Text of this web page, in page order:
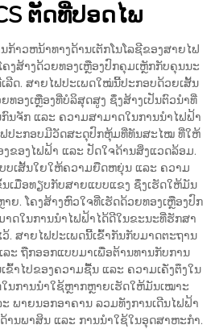
ຕັດທີ່ປອດໄພ
ກ້າວຫນ້າທາງດ້ານເຕັກໂນໂລຊີຂອງສາຍໄຟ
ງສ້າງດ້ວຍທອງເຫຼືອງປົກຄຸມເຫຼັກກັບຄຸນນະ
ລີດ. ສາຍໄຟປະເພດໃໝ່ນີ້ປະກອບດ້ວຍເສັ້ນ
ອງເຫຼືອງທີ່ບໍລິສຸດສູງ ຊຶ່ງສ້າງເປັນຕົວນຳທີ່
ນຈັກ ແລະ ຄວາມສາມາດໃນການນຳໄຟຟ້າ
ຟປະກອບມີວັດສະດຸປົກຫຸ້ມທີ່ທັນສະໄໝ ທີ່ໃຫ້
ຂອງໄຟຟ້າ ແລະ ປັດໃຈດ້ານສິ່ງແວດລ້ອມ.
ບເສັ້ນໃຍໃຫ້ຄວາມຍືດຫຍຸ່ນ ແລະ ຄວາມ
ເມື່ອທຽບກັບສາຍແບບແຂງ ຊຶ່ງເຮັດໃຫ້ມັນ
ຍ. ໂຄງສ້າງຫົວໃຈທີ່ເຮັດດ້ວຍທອງເຫຼືອງປົກ
ດໃນການນຳໄຟຟ້າໄດ້ດີໃນຂະນະທີ່ຮັກສາ
. ສາຍໄຟປະເພດນີ້ເຂົ້າກັນກັບມາດຕະຖານ
ະ ຖືກອອກແບບມາເພື່ອຕ້ານທານກັບການ
າໄປຂອງຄວາມຊື້ນ ແລະ ຄວາມເຄັ່ງຕຶງໃນ
ນການນຳໃຊ້ຫຼາກຫຼາຍເຮັດໃຫ້ມັນເໝາະ
ພາຍນອກອາຄານ ລວມທັງການເດີນໄຟຟ້າ
ານພາສິນ ແລະ ການນຳໃຊ້ໃນອຸດສາຫະກຳ.